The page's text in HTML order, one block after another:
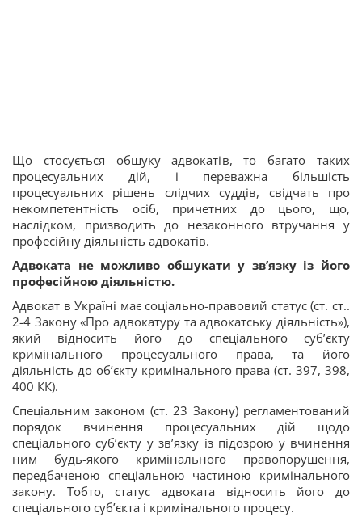
Що стосується обшуку адвокатів, то багато таких
процесуальних дій, і переважна більшість
процесуальних рішень слідчих суддів, свідчать про
некомпетентність осіб, причетних до цього, що,
наслідком, призводить до незаконного втручання у
професійну діяльність адвокатів.
Адвоката не можливо обшукати у зв’язку із його
професійною діяльністю.
Адвокат в Україні має соціально-правовий статус (ст. ст..
2-4 Закону «Про адвокатуру та адвокатську діяльність»),
який відносить його до спеціального суб’єкту
кримінального процесуального права, та його
діяльність до об’єкту кримінального права (ст. 397, 398,
400 КК).
Спеціальним законом (ст. 23 Закону) регламентований
порядок вчинення процесуальних дій щодо
спеціального суб’єкту у зв’язку із підозрою у вчинення
ним будь-якого кримінального правопорушення,
передбаченою спеціальною частиною кримінального
закону. Тобто, статус адвоката відносить його до
спеціального суб’єкта і кримінального процесу.